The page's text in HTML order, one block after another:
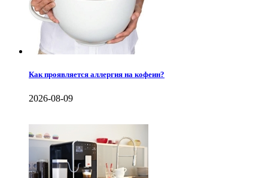
Как проявляется аллергия на кофеин?
2026-08-09